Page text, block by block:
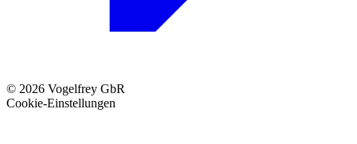
© 2026 Vogelfrey GbR
Cookie-Einstellungen